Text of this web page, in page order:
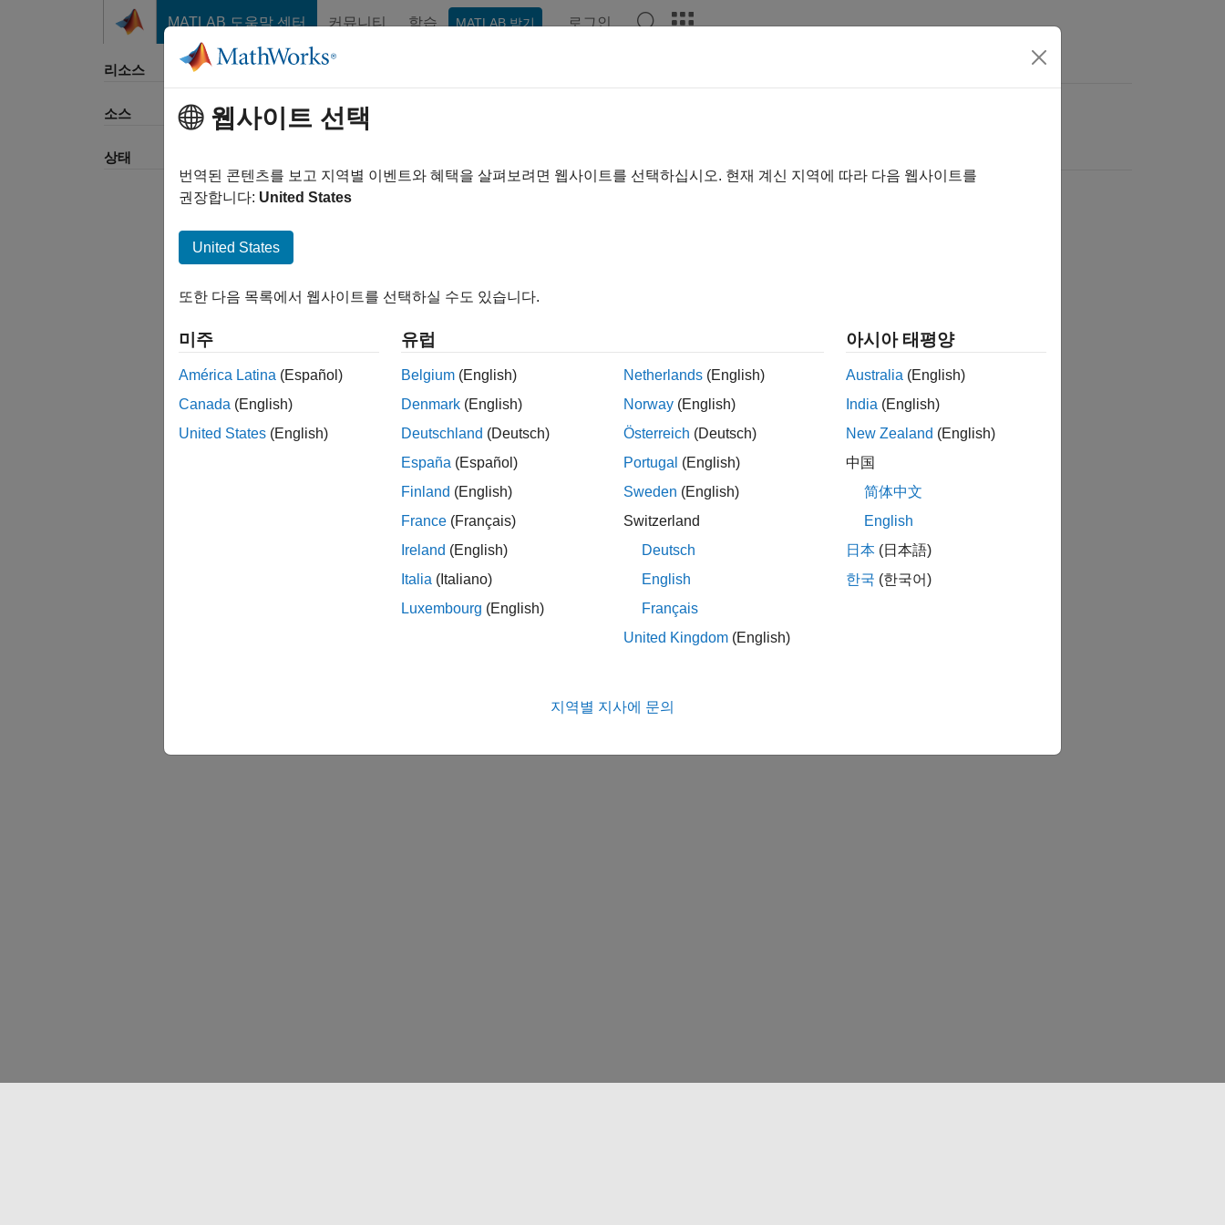
MATLAB 도움말 센터 커뮤니티 학습 MATLAB 받기 로그인
리소스
소스
상태
웹사이트 선택
번역된 콘텐츠를 보고 지역별 이벤트와 혜택을 살펴보려면 웹사이트를 선택하십시오. 현재 계신 지역에 따라 다음 웹사이트를
권장합니다: United States
United States
또한 다음 목록에서 웹사이트를 선택하실 수도 있습니다.
미주
América Latina (Español)
Canada (English)
United States (English)
유럽
Belgium (English)
Denmark (English)
Deutschland (Deutsch)
España (Español)
Finland (English)
France (Français)
Ireland (English)
Italia (Italiano)
Luxembourg (English)
Netherlands (English)
Norway (English)
Österreich (Deutsch)
Portugal (English)
Sweden (English)
Switzerland
Deutsch
English
Français
United Kingdom (English)
아시아 태평양
Australia (English)
India (English)
New Zealand (English)
中国
简体中文
English
日本 (日本語)
한국 (한국어)
지역별 지사에 문의